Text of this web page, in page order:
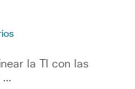
la TI con las
…